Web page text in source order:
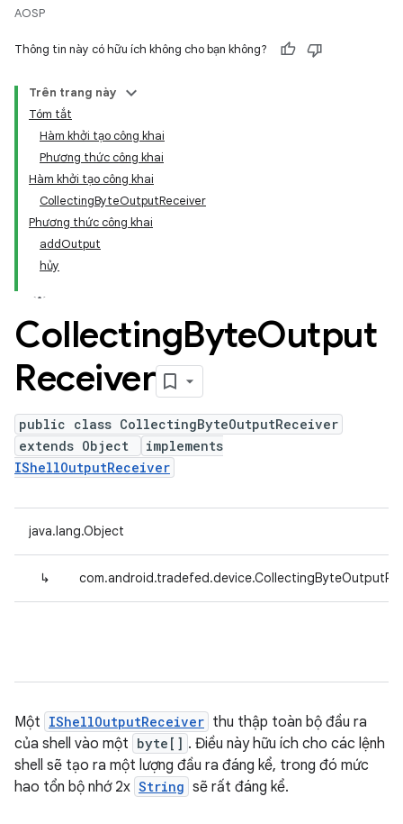
AOSP
Thông tin này có hữu ích không cho bạn không?
Trên trang này
Tóm tắt
Hàm khởi tạo công khai
Phương thức công khai
Hàm khởi tạo công khai
CollectingByteOutputReceiver
Phương thức công khai
addOutput
hủy
CollectingByteOutput
Receiver
public class CollectingByteOutputReceiver
extends Object
implements
IShellOutputReceiver
java.lang.Object
↳
Một IShellOutputReceiver thu thập toàn bộ đầu ra
của shell vào một byte[] . Điều này hữu ích cho các lệnh
shell sẽ tạo ra một lượng đầu ra đáng kể, trong đó mức
hao tổn bộ nhớ 2x String sẽ rất đáng kể.